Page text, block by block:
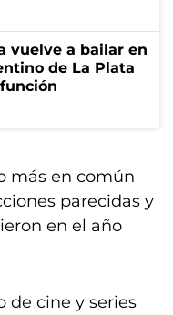
vuelve a bailar en
de La Plata
más en común
parecidas y
en el año
de cine y series